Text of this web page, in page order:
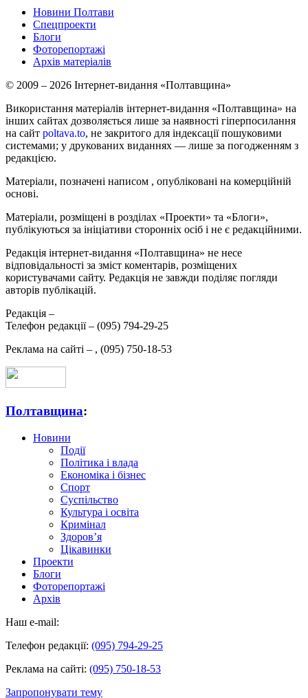
Новини Полтави
Спецпроекти
Блоги
Фоторепортажі
Архів матеріалів
© 2009 – 2026 Інтернет-видання «Полтавщина»
Використання матеріалів інтернет-видання «Полтавщина» на
інших сайтах дозволяється лише за наявності гіперпосилання
на сайт poltava.to, не закритого для індексації пошуковими
системами; у друкованих виданнях — лише за погодженням з
редакцією.
Матеріали, позначені написом , опубліковані на комерційній
основі.
Матеріали, розміщені в розділах «Проекти» та «Блоги»,
публікуються за ініціативи сторонніх осіб і не є редакційними.
Редакція інтернет-видання «Полтавщина» не несе
відповідальності за зміст коментарів, розміщених
користувачами сайту. Редакція не завжди поділяє погляди
авторів публікацій.
Редакція –
Телефон редакції – (095) 794-29-25
Реклама на сайті – , (095) 750-18-53
Полтавщина:
Новини
Події
Політика і влада
Економіка і бізнес
Спорт
Суспільство
Культура і освіта
Кримінал
Здоров’я
Цікавинки
Проекти
Блоги
Фоторепортажі
Архів
Наш e-mail:
Телефон редакції: (095) 794-29-25
Реклама на сайті: (095) 750-18-53
Запропонувати тему